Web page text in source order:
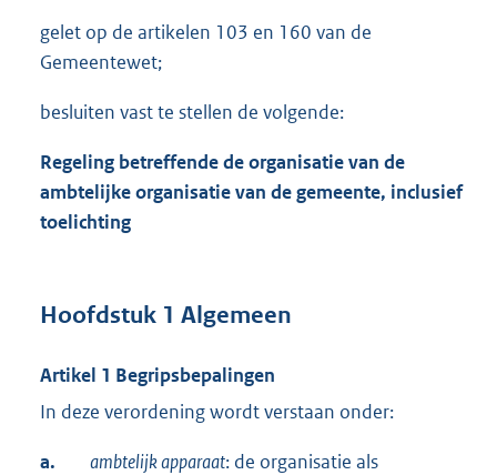
gelet op de artikelen 103 en 160 van de
Gemeentewet;
besluiten vast te stellen de volgende:
Regeling betreffendede organisatie van de
ambtelijke organisatie van de gemeente, inclusief
toelichting
Hoofdstuk 1 Algemeen
Artikel 1 Begripsbepalingen
In deze verordening wordt verstaan onder:
a. ambtelijk apparaat: de organisatie als